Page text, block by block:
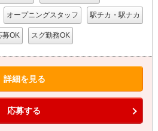
オープニングスタッフ 駅チカ・駅ナカ
募OK スグ勤務OK
詳細を見る
応募する